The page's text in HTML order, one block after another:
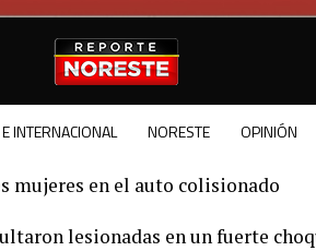
INTERNACIONAL NORESTE OPINIÓN
mujeres en el auto colisionado
lesionadas en un fuerte